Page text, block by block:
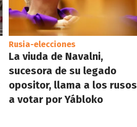
Rusia-elecciones
La viuda de Navalni,
sucesora de su legado
opositor, llama a los rusos
a votar por Yábloko